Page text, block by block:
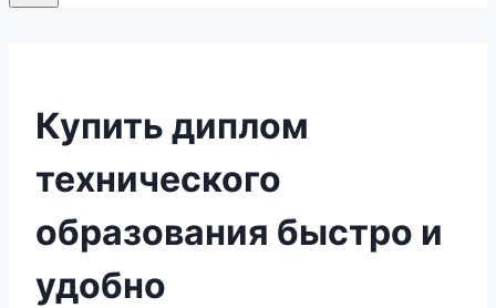
Купить диплом
технического
образования быстро и
удобно